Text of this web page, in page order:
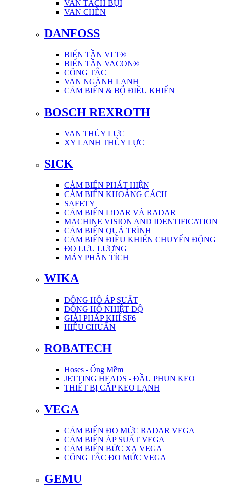
VAN TÁCH BỤI
VAN CHÈN
DANFOSS
BIẾN TẦN VLT®
BIẾN TẦN VACON®
CÔNG TẮC
VAN NGÀNH LẠNH
CẢM BIẾN & BỘ ĐIỀU KHIỂN
BOSCH REXROTH
VAN THỦY LỰC
XY LANH THỦY LỰC
SICK
CẢM BIẾN PHÁT HIỆN
CẢM BIẾN KHOẢNG CÁCH
SAFETY
CẢM BIẾN LiDAR VÀ RADAR
MACHINE VISION AND IDENTIFICATION
CẢM BIẾN QUÁ TRÌNH
CẢM BIẾN ĐIỀU KHIỂN CHUYỂN ĐỘNG
ĐO LƯU LƯỢNG
MÁY PHÂN TÍCH
WIKA
ĐỒNG HỒ ÁP SUẤT
ĐỒNG HỒ NHIỆT ĐỘ
GIẢI PHÁP KHÍ SF6
HIỆU CHUẨN
ROBATECH
Hoses - Ống Mềm
JETTING HEADS - ĐẦU PHUN KEO
THIẾT BỊ CẤP KEO LẠNH
VEGA
CẢM BIẾN ĐO MỨC RADAR VEGA
CẢM BIẾN ÁP SUẤT VEGA
CẢM BIẾN BỨC XẠ VEGA
CÔNG TẮC ĐO MỨC VEGA
GEMU